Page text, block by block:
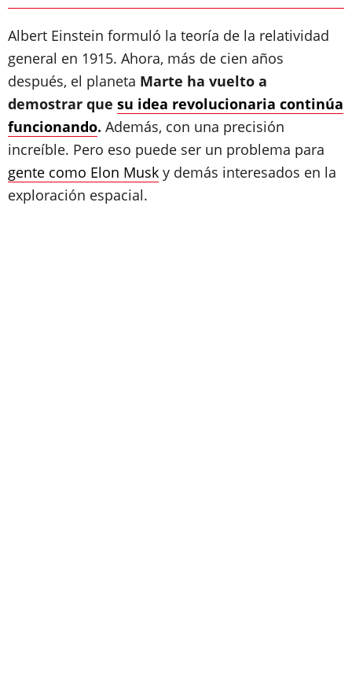
Albert Einstein formuló la teoría de la relatividad
general en 1915. Ahora, más de cien años
después, el planeta Marte ha vuelto a
demostrar que su idea revolucionaria continúa
funcionando. Además, con una precisión
increíble. Pero eso puede ser un problema para
gente como Elon Musk y demás interesados en la
exploración espacial.